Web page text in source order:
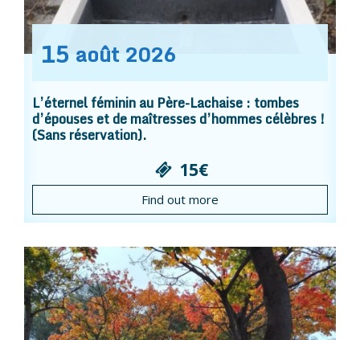
15 août 2026
L’éternel féminin au Père-Lachaise : tombes
d’épouses et de maîtresses d’hommes célèbres !
(Sans réservation).
15€
Find out more